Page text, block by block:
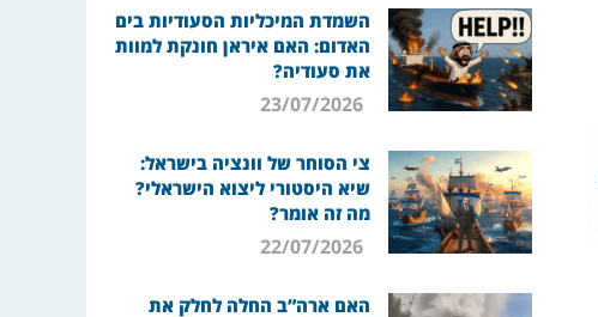
השמדת המיכליות הסעודיות בים
האדום: האם איראן חונקת למוות
את סעודיה?
23/07/2026
צי הסוחר של וונציה בישראל:
שיא היסטורי ליצוא הישראלי?
מה זה אומר?
22/07/2026
האם ארה”ב החלה לחלק את